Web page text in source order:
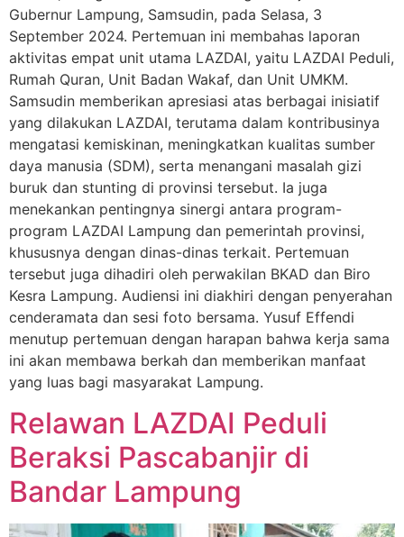
Gubernur Lampung, Samsudin, pada Selasa, 3
September 2024. Pertemuan ini membahas laporan
aktivitas empat unit utama LAZDAI, yaitu LAZDAI Peduli,
Rumah Quran, Unit Badan Wakaf, dan Unit UMKM.
Samsudin memberikan apresiasi atas berbagai inisiatif
yang dilakukan LAZDAI, terutama dalam kontribusinya
mengatasi kemiskinan, meningkatkan kualitas sumber
daya manusia (SDM), serta menangani masalah gizi
buruk dan stunting di provinsi tersebut. Ia juga
menekankan pentingnya sinergi antara program-
program LAZDAI Lampung dan pemerintah provinsi,
khususnya dengan dinas-dinas terkait. Pertemuan
tersebut juga dihadiri oleh perwakilan BKAD dan Biro
Kesra Lampung. Audiensi ini diakhiri dengan penyerahan
cenderamata dan sesi foto bersama. Yusuf Effendi
menutup pertemuan dengan harapan bahwa kerja sama
ini akan membawa berkah dan memberikan manfaat
yang luas bagi masyarakat Lampung.
Relawan LAZDAI Peduli
Beraksi Pascabanjir di
Bandar Lampung